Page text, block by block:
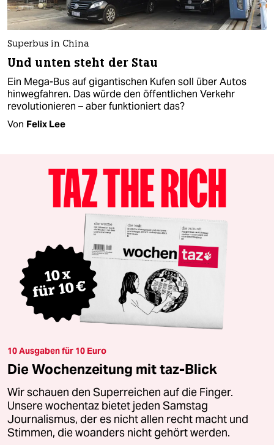
Superbus in China
Und unten steht der Stau
Ein Mega-Bus auf gigantischen Kufen soll über Autos
hinwegfahren. Das würde den öffentlichen Verkehr
revolutionieren – aber funktioniert das?
Von Felix Lee
10 Ausgaben für 10 Euro
Die Wochenzeitung mit taz-Blick
Wir schauen den Superreichen auf die Finger.
Unsere wochentaz bietet jeden Samstag
Journalismus, der es nicht allen recht macht und
Stimmen, die woanders nicht gehört werden.